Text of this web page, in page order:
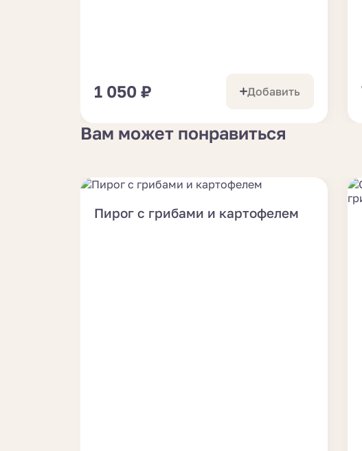
1 050 ₽ Добавить
Вам может понравиться
Пирог с грибами и картофелем